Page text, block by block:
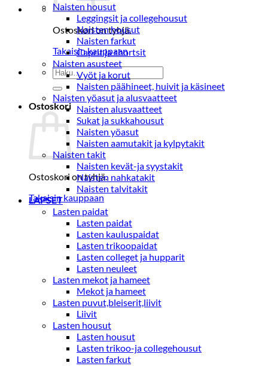
Ostoskori on tyhjä.
Takaisin kauppaan
Etsi:
Ostoskori
Ostoskori on tyhjä.
Takaisin kauppaan
Naisten housut
Leggingsit ja collegehousut
Naisten housut
Naisten farkut
Caprit ja shortsit
Naisten asusteet
Vyöt ja korut
Naisten päähineet, huivit ja käsineet
Naisten yöasut ja alusvaatteet
Naisten alusvaatteet
Sukat ja sukkahousut
Naisten yöasut
Naisten aamutakit ja kylpytakit
Naisten takit
Naisten kevät-ja syystakit
Naisten nahkatakit
Naisten talvitakit
LAPSET
Lasten paidat
Lasten paidat
Lasten kauluspaidat
Lasten trikoopaidat
Lasten colleget ja hupparit
Lasten neuleet
Lasten mekot ja hameet
Mekot ja hameet
Lasten puvut,bleiserit,liivit
Liivit
Lasten housut
Lasten housut
Lasten trikoo-ja collegehousut
Lasten farkut